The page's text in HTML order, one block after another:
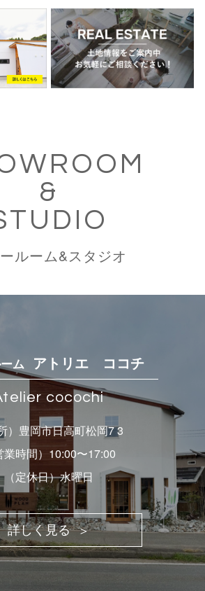
&
ルーム&スタジオ
ム アトリエ ココチ
cocochi
）豊岡市日高町松岡7 3
業時間）10:00〜17:00
（定休日）水曜日
詳しく見る